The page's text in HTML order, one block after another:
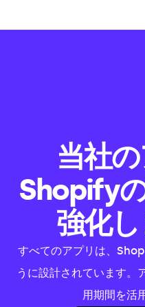
当社
Shopify
強化
すべてのアプリは、
うに設計されています。
用期間を活